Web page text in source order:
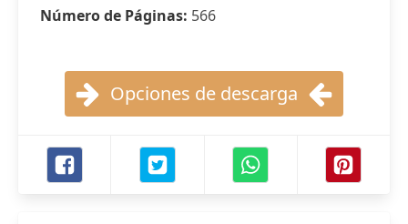
Número de Páginas: 566
Opciones de descarga